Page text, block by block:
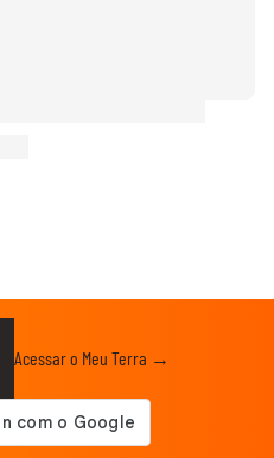
Acessar o Meu Terra →